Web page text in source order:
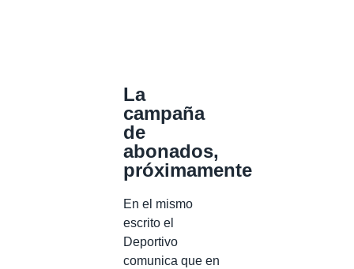
La
campaña
de
abonados,
próximamente
En el mismo
escrito el
Deportivo
comunica que en